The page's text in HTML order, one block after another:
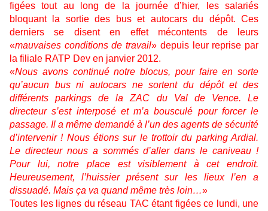
figées tout au long de la journée d’hier, les salariés
bloquant la sortie des bus et autocars du dépôt. Ces
derniers se disent en effet mécontents de leurs
«mauvaises conditions de travail» depuis leur reprise par
la filiale RATP Dev en janvier 2012.
«Nous avons continué notre blocus, pour faire en sorte
qu’aucun bus ni autocars ne sortent du dépôt et des
différents parkings de la ZAC du Val de Vence. Le
directeur s’est interposé et m’a bousculé pour forcer le
passage. Il a même demandé à l’un des agents de sécurité
d’intervenir ! Nous étions sur le trottoir du parking Ardial.
Le directeur nous a sommés d’aller dans le caniveau !
Pour lui, notre place est visiblement à cet endroit.
Heureusement, l’huissier présent sur les lieux l’en a
dissuadé. Mais ça va quand même très loin…»
Toutes les lignes du réseau TAC étant figées ce lundi, une